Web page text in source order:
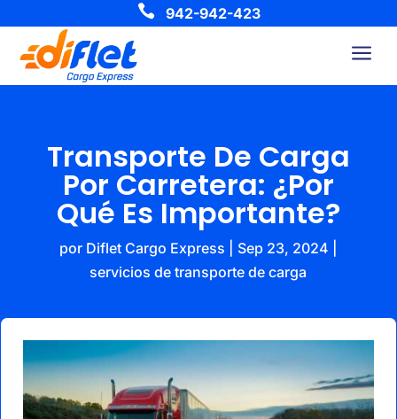
 942-942-423
a
Transporte De Carga
Por Carretera: ¿Por
Qué Es Importante?
por Diflet Cargo Express Sep 23, 2024
servicios de transporte de carga